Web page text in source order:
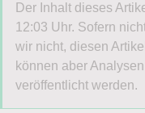
Telefon
E-Mail-Adresse
Der Inhalt dieses
12:03 Uhr. Sofern
wir nicht, diesen
können aber
veröffentlicht werden.